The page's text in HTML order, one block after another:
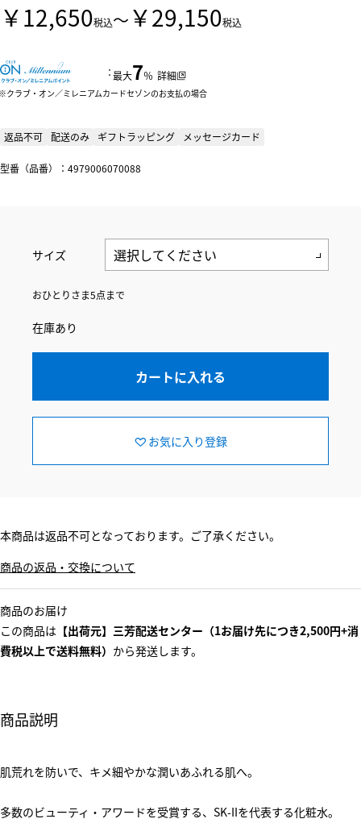
￥12,650税込～ ￥29,150税込
：最大7％ 詳細
クラブ・オン／ミレニアムカードセゾンのお支払の場合
返品不可 配送のみ ギフトラッピング メッセージカード
型番（品番）：4979006070088
サイズ
おひとりさま5点まで
在庫あり
カートに入れる
お気に入り登録
本商品は返品不可となっております。ご了承ください。
商品の返品・交換について
商品のお届け
この商品は 【出荷元】三芳配送センター（1お届け先につき2,500円+消
費税以上で送料無料） から発送します。
商品説明
肌荒れを防いで、キメ細やかな潤いあふれる肌へ。
多数のビューティ・アワードを受賞する、SK-IIを代表する化粧水。